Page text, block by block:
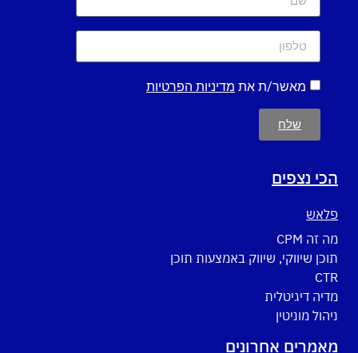
מאשר/ת את מדיניות הפרטיות
שלח
הכי נצפים
פלאש
מה זה CPM
תוכן שיווקי, שיווק באמצעות תוכן
CTR
מדיה דיגיטלית
ניהול מוניטין
מאמרים אחרונים